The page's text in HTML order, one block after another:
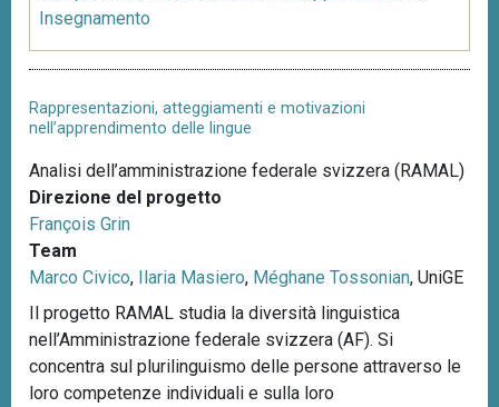
Insegnamento
Rappresentazioni, atteggiamenti e motivazioni
nell’apprendimento delle lingue
Analisi dell’amministrazione federale svizzera (RAMAL)
Direzione del progetto
François Grin
Team
Marco Civico, Ilaria Masiero, Méghane Tossonian, UniGE
Il progetto RAMAL studia la diversità linguistica
nell’Amministrazione federale svizzera (AF). Si
concentra sul plurilinguismo delle persone attraverso le
loro competenze individuali e sulla loro